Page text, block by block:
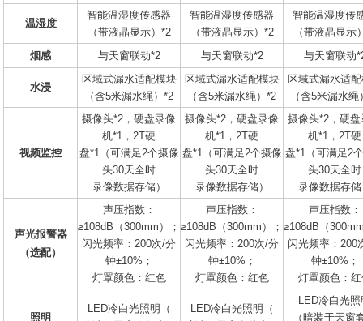
温湿度
智能温湿度传感器
（带液晶显示）*2
智能温湿度传感器
（带液晶显示）*2
智能温湿度传
（带液晶显示
烟感
与天窗联动*2 与天窗联动*2 与天窗联动
水浸
区域式漏水适配模块
（含5米漏水绳）*2
区域式漏水适配模块
（含5米漏水绳）*2
区域式漏水适
（含5米漏水绳
视频监控
摄像头*2，硬盘录像
机*1，2T硬
盘*1（可满足2个摄像
头30天全时
录像数据存储）
摄像头*2，硬盘录像
机*1，2T硬
盘*1（可满足2个摄像
头30天全时
录像数据存储）
摄像头*2，硬
机*1，2T硬
盘*1（可满足2
头30天全时
录像数据存
声光报警器
（选配）
声压指数：
≥108dB（300mm）；
闪光频率：200次/分
钟±10%；
灯罩颜色：红色
声压指数：
≥108dB（300mm）；
闪光频率：200次/分
钟±10%；
灯罩颜色：红色
声压指数：
≥108dB（
闪光频率：200
钟±10%；
灯罩颜色：
照明
LED冷白光照明（
LED冷白光照明（
LED冷白光
（暗装于天窗